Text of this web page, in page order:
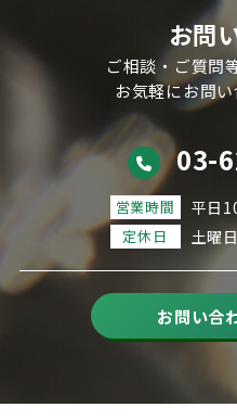
お問
ご相談・ご質問
お気軽にお問い
03-
営業時間 平日
定休日 土曜
お問い合